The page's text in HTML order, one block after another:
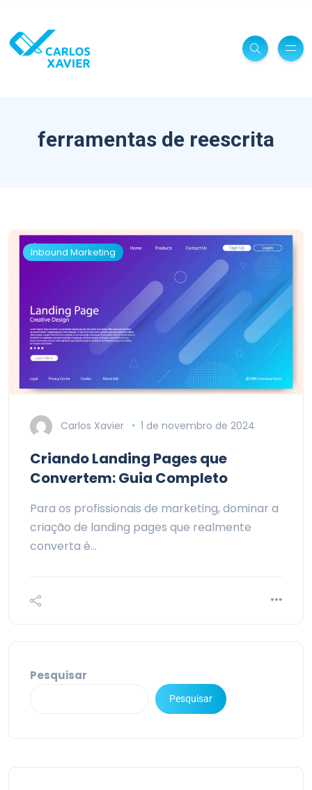
ferramentas de reescrita
Inbound Marketing
Carlos Xavier 1 de novembro de 2024
Criando Landing Pages que
Convertem: Guia Completo
Para os profissionais de marketing, dominar a
criação de landing pages que realmente
converta é…
Pesquisar
Pesquisar